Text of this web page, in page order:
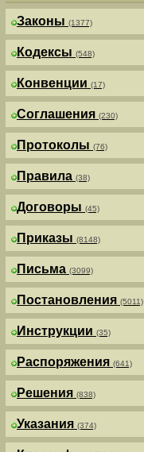
Законы (1377)
Кодексы (548)
Конвенции (17)
Соглашения (230)
Протоколы (76)
Правила (38)
Договоры (45)
Приказы (8148)
Письма (3099)
Постановления (5011)
Инструкции (35)
Распоряжения (641)
Решения (838)
Указания (374)